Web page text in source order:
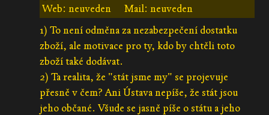
Web: neuveden
Mail: neuveden
1) To není odměna za nezabezpečení dostatku
zboží, ale motivace pro ty, kdo by chtěli toto
zboží také dodávat.
2) Ta realita, že "stát jsme my" se projevuje
přesně v čem? Ani Ústava nepíše, že stát jsou
jeho občané. Všude se jasně píše o státu a jeho